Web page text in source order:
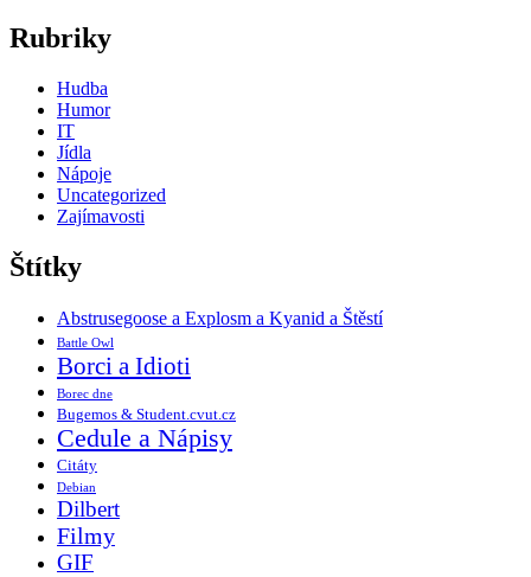
Rubriky
Hudba
Humor
IT
Jídla
Nápoje
Uncategorized
Zajímavosti
Štítky
Abstrusegoose a Explosm a Kyanid a Štěstí
Battle Owl
Borci a Idioti
Borec dne
Bugemos & Student.cvut.cz
Cedule a Nápisy
Citáty
Debian
Dilbert
Filmy
GIF